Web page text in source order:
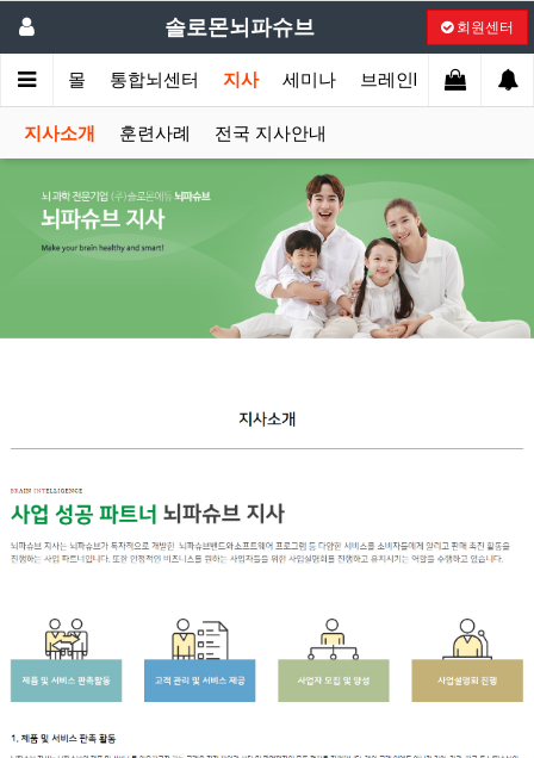
솔로몬뇌파슈브 회원센터
쇼핑몰 통합뇌센터 지사 세미나 브레인PD 교육
지사소개 훈련사례 전국 지사안내